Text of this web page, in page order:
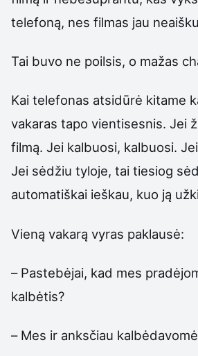
telefoną, nes filmas jau
Tai buvo ne poilsis, o mažas
Kai telefonas atsidūrė kitame
vakaras tapo vientisesnis. Jei
filmą. Jei kalbuosi, kalbuosi.
Jei sėdžiu tyloje, tai tiesiog
automatiškai ieškau, kuo ją
Vieną vakarą vyras paklausė:
– Pastebėjai, kad mes
kalbėtis?
– Mes ir anksčiau